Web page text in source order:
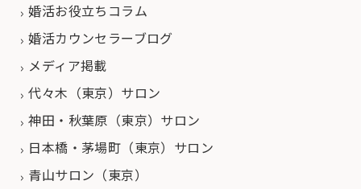
婚活お役立ちコラム
婚活カウンセラーブログ
メディア掲載
代々木（東京）サロン
神田・秋葉原（東京）サロン
日本橋・茅場町（東京）サロン
青山サロン（東京）